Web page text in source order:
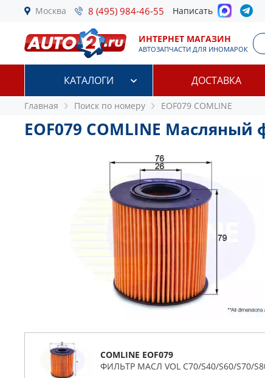
Москва 8 (495) 984-46-55 Написать
ИНТЕРНЕТ МАГАЗИН
АВТОЗАПЧАСТИ ДЛЯ ИНОМАРОК
КАТАЛОГИ ДОСТАВКА
Главная Поиск по номеру EOF079 COMLINE
EOF079 COMLINE Масляный
COMLINE EOF079
ФИЛЬТР МАСЛ VOL C70/S40/S60/S70/